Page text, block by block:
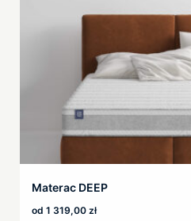
Materac DEEP
od 1 319,00 zł